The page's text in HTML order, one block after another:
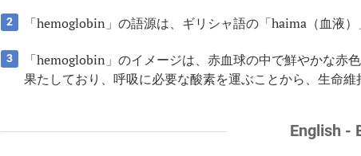
2 「hemoglobin」の語源は、ギリシャ語の「haima（血液
3
「hemoglobin」のイメージは、赤血球の中で鮮やかな赤
果たしており、呼吸に必要な酸素を運ぶことから、生命維
English -